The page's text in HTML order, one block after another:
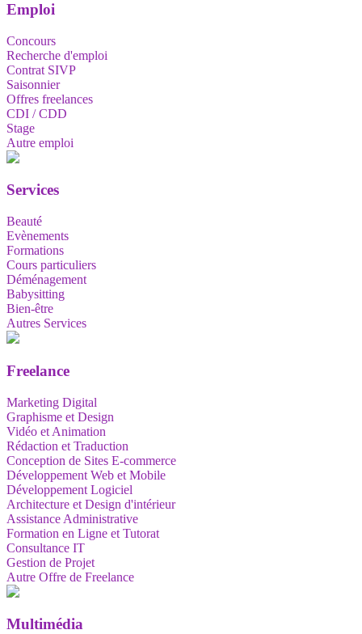
Emploi
Concours
Recherche d'emploi
Contrat SIVP
Saisonnier
Offres freelances
CDI / CDD
Stage
Autre emploi
Services
Beauté
Evènements
Formations
Cours particuliers
Déménagement
Babysitting
Bien-être
Autres Services
Freelance
Marketing Digital
Graphisme et Design
Vidéo et Animation
Rédaction et Traduction
Conception de Sites E-commerce
Développement Web et Mobile
Développement Logiciel
Architecture et Design d'intérieur
Assistance Administrative
Formation en Ligne et Tutorat
Consultance IT
Gestion de Projet
Autre Offre de Freelance
Multimédia